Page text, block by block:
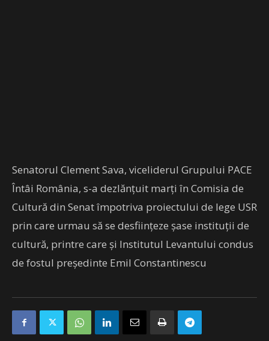
Senatorul Clement Sava, viceliderul Grupului PACE
Întâi România, s-a dezlănţuit marţi în Comisia de
Cultură din Senat împotriva proiectului de lege USR
prin care urmau să se desfiinţeze şase instituţii de
cultură, printre care şi Institutul Levantului condus
de fostul preşedinte Emil Constantinescu